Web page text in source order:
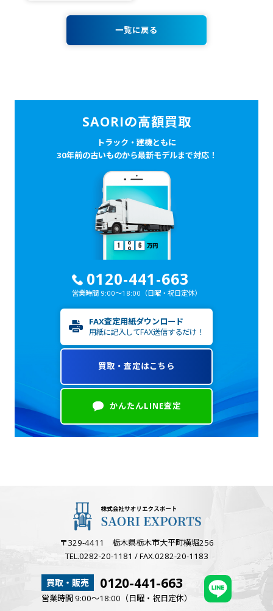
一覧に戻る
SAORIの高額買取
トラック・建機ともに
30年前の古いものから最新モデルまで対応！
0120-441-663
営業時間 9:00～18:00 （日曜・祝日定休）
FAX査定用紙ダウンロード
用紙に記入してFAX送信するだけ！
買取・査定はこちら
かんたんLINE査定
〒329-4411 栃木県栃木市大平町横堀256
TEL.0282-20-1181 / FAX.0282-20-1183
買取・販売 0120-441-663
営業時間 9:00～18:00（日曜・祝日定休）